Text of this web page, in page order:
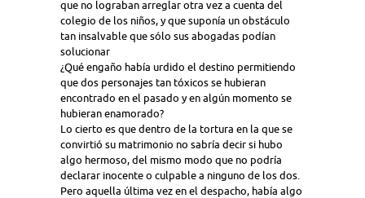
que no lograban arreglar otra vez a cuenta del
colegio de los niños, y que suponía un obstáculo
tan insalvable que sólo sus abogadas podían
solucionar
¿Qué engaño había urdido el destino permitiendo
que dos personajes tan tóxicos se hubieran
encontrado en el pasado y en algún momento se
hubieran enamorado?
Lo cierto es que dentro de la tortura en la que se
convirtió su matrimonio no sabría decir si hubo
algo hermoso, del mismo modo que no podría
declarar inocente o culpable a ninguno de los dos.
Pero aquella última vez en el despacho, había algo